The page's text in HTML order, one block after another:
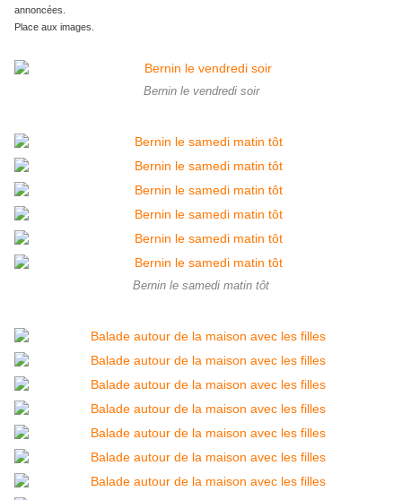
annoncées.
Place aux images.
Bernin le vendredi soir
Bernin le samedi matin tôt